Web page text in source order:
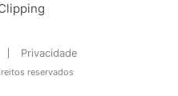
Privacidade
reservados